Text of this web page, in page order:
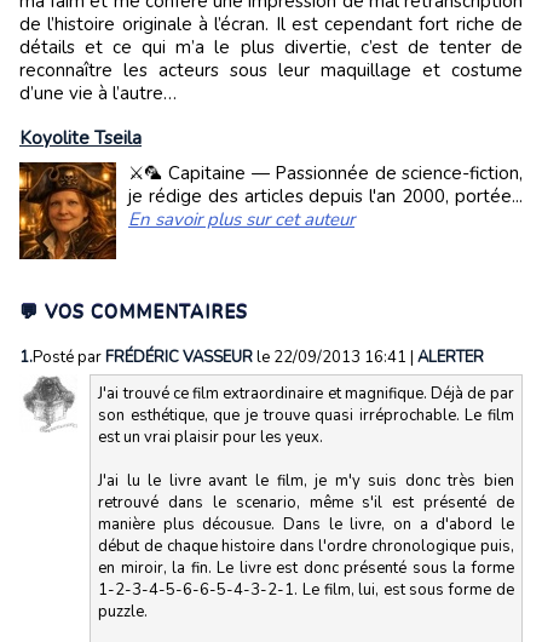
de l’histoire originale à l’écran. Il est cependant fort riche de
détails et ce qui m’a le plus divertie, c’est de tenter de
reconnaître les acteurs sous leur maquillage et costume
d’une vie à l’autre…
Koyolite Tseila
⚔️🦜 Capitaine — Passionnée de science-fiction,
je rédige des articles depuis l'an 2000, portée...
En savoir plus sur cet auteur
💬 VOS COMMENTAIRES
1.Posté parFRÉDÉRIC VASSEURle 22/09/2013 16:41 | ALERTER
J'ai trouvé ce film extraordinaire et magnifique. Déjà de par
son esthétique, que je trouve quasi irréprochable. Le film
est un vrai plaisir pour les yeux.
J'ai lu le livre avant le film, je m'y suis donc très bien
retrouvé dans le scenario, même s'il est présenté de
manière plus décousue. Dans le livre, on a d'abord le
début de chaque histoire dans l'ordre chronologique puis,
en miroir, la fin. Le livre est donc présenté sous la forme
1-2-3-4-5-6-6-5-4-3-2-1. Le film, lui, est sous forme de
puzzle.